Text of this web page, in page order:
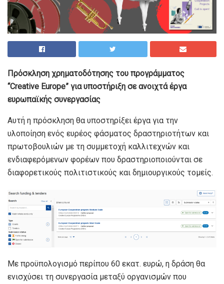
Πρόσκληση χρηματοδότησης του προγράμματος
“Creative Europe” για υποστήριξη σε ανοιχτά έργα
ευρωπαϊκής συνεργασίας
Αυτή η πρόσκληση θα υποστηρίξει έργα για την
υλοποίηση ενός ευρέος φάσματος δραστηριοτήτων και
πρωτοβουλιών με τη συμμετοχή καλλιτεχνών και
ενδιαφερόμενων φορέων που δραστηριοποιούνται σε
διαφορετικούς πολιτιστικούς και δημιουργικούς τομείς.
Με προϋπολογισμό περίπου 60 εκατ. ευρώ, η δράση θα
ενισχύσει τη συνεργασία μεταξύ οργανισμών που